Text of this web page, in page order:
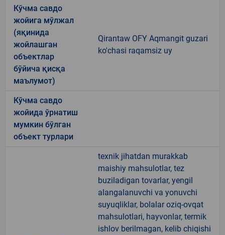
Кўчма савдо
жойига мўлжал
(яқинида
жойлашган
объектлар
бўйича қисқа
маълумот)
Qirantaw OFY Aqmangit guzari
ko'chasi raqamsiz uy
Кўчма савдо
жойида ўрнатиш
мумкин бўлган
объект турлари
texnik jihatdan murakkab
maishiy mahsulotlar, tez
buziladigan tovarlar, yengil
alangalanuvchi va yonuvchi
suyuqliklar, bolalar oziq-ovqat
mahsulotlari, hayvonlar, termik
ishlov berilmagan, kelib chiqishi